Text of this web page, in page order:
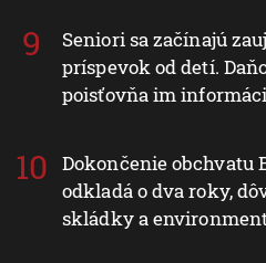
Seniori sa začínajú
príspevok od detí.
poisťovňa im
Dokončenie obchvatu
odkladá o dva roky,
skládky a